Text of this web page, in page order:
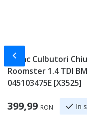
Capac Culbutori
Roomster 1.4 TDI
045103475E [X3525]
399,99 RON In
Slide-ul anterior